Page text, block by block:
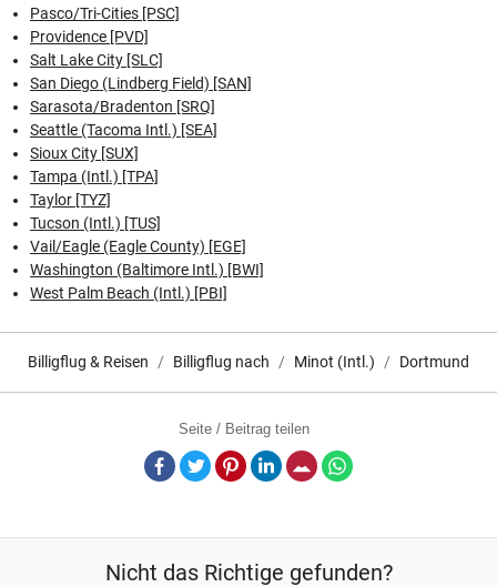
Pasco/Tri-Cities [PSC]
Providence [PVD]
Salt Lake City [SLC]
San Diego (Lindberg Field) [SAN]
Sarasota/Bradenton [SRQ]
Seattle (Tacoma Intl.) [SEA]
Sioux City [SUX]
Tampa (Intl.) [TPA]
Taylor [TYZ]
Tucson (Intl.) [TUS]
Vail/Eagle (Eagle County) [EGE]
Washington (Baltimore Intl.) [BWI]
West Palm Beach (Intl.) [PBI]
Billigflug & Reisen Billigflug nach Minot (Intl.) Dortmund
Seite / Beitrag teilen
Facebook
TwitterPinterestLinkedInE-Mail
Nicht das Richtige gefunden?